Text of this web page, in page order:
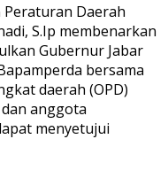
Peraturan Daerah
S.Ip membenarkan
Gubernur Jabar
bersama
daerah (OPD)
anggota
menyetujui